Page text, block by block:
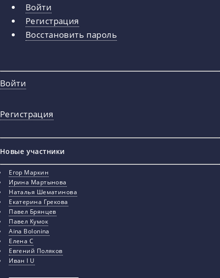
Главные
вкладки
Войти
Регистрация
Восстановить пароль
Войти
Регистрация
Новые участники
Егор Маркин
Ирина Мартынова
Наталья Шематинова
Екатерина Грекова
Павел Брянцев
Павел Кумок
Aina Bolonina
Елена С
Евгений Поляков
Иван I U